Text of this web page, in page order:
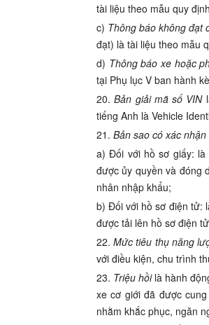
tài liệu theo mẫu quy
c) Thông báo không đạt
đạt) là tài liệu theo mẫu
d) Thông báo xe hoặc
tại Phụ lục V ban hành
20.Bản giải mã số VIN
tiếng Anh là Vehicle
21. Bản sao có xác
a) Đối với hồ sơ giấy:
được ủy quyền và đóng
nhân nhập khẩu;
b) Đối với hồ sơ điện tử:
được tải lên hồ sơ điện
22.Mức tiêu thụ năng
với điều kiện, chu trình
23. Triệu hồi là hành
xe cơ giới đã được
nhằm khắc phục, ngăn